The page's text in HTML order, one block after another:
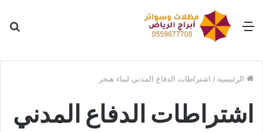
القائمة
الرئيسية / اشتراطات الدفاع المدني لبناء هنجر
اشتراطات الدفاع المدني